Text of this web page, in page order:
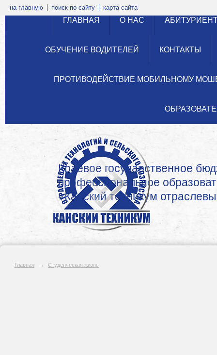
на главную поиск по сайту карта сайта
ГЛАВНАЯ О НАС
ОБУЧЕНИЕ ВОДИТЕЛЕЙ КОНТАКТЫ
ПРОТИВОДЕЙСТВИЕ МОБИЛЬНОМУ
Краевое государственное
профессиональное
«Канский техникум
Главная → Студенческая жизнь